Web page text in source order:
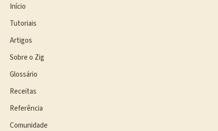
Início
Tutoriais
Artigos
Sobre o Zig
Glossário
Receitas
Referência
Comunidade